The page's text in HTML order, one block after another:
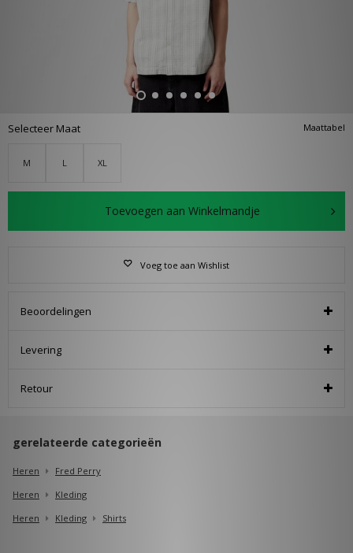
Maattabel
Selecteer Maat
M L XL
Toevoegen aan Winkelmandje
Voeg toe aan Wishlist
Beoordelingen
Levering
Retour
gerelateerde categorieën
Heren
Fred Perry
Heren
Kleding
Heren
Kleding Shirts